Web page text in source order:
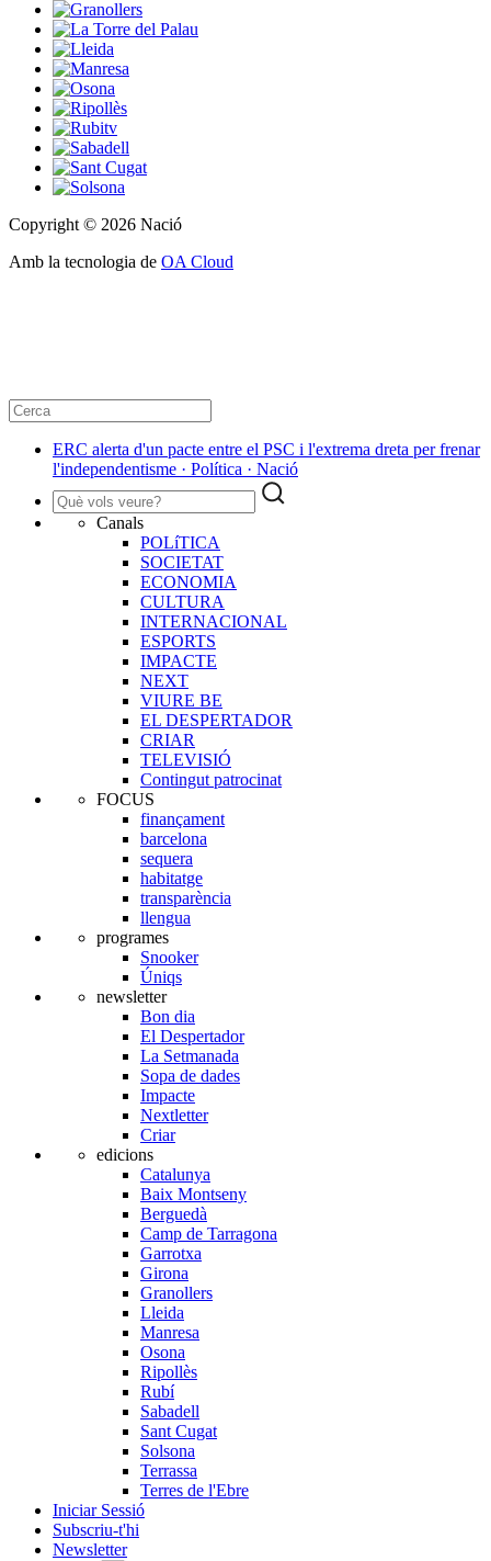
Copyright © 2026 Nació
Amb la tecnologia de OA Cloud
ERC alerta d'un pacte entre el PSC i l'extrema dreta per frenar
l'independentisme · Política · Nació
Canals
POLíTICA
SOCIETAT
ECONOMIA
CULTURA
INTERNACIONAL
ESPORTS
IMPACTE
NEXT
VIURE BE
EL DESPERTADOR
CRIAR
TELEVISIÓ
Contingut patrocinat
FOCUS
finançament
barcelona
sequera
habitatge
transparència
llengua
programes
Snooker
Úniqs
newsletter
Bon dia
El Despertador
La Setmanada
Sopa de dades
Impacte
Nextletter
Criar
edicions
Catalunya
Baix Montseny
Berguedà
Camp de Tarragona
Garrotxa
Girona
Granollers
Lleida
Manresa
Osona
Ripollès
Rubí
Sabadell
Sant Cugat
Solsona
Terrassa
Terres de l'Ebre
Iniciar Sessió
Subscriu-t'hi
Newsletter